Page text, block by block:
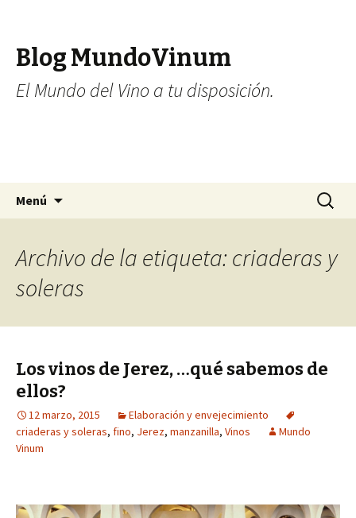
Blog MundoVinum
El Mundo del Vino a tu disposición.
Menú Buscar:
Archivo de la etiqueta: criaderas y
soleras
Los vinos de Jerez, …qué sabemos de
ellos?
12 marzo, 2015
Elaboración y envejecimiento
criaderas y soleras, fino, Jerez, manzanilla, Vinos
Mundo
Vinum